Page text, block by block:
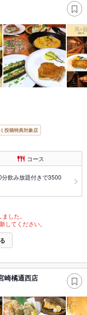
投稿特典対象店
コース
飲み放題付きで3500
した。
してください。
橘通西店